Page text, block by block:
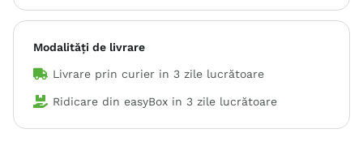
Modalități de livrare
Livrare prin curier in 3 zile lucrătoare
Ridicare din easyBox in 3 zile lucrătoare